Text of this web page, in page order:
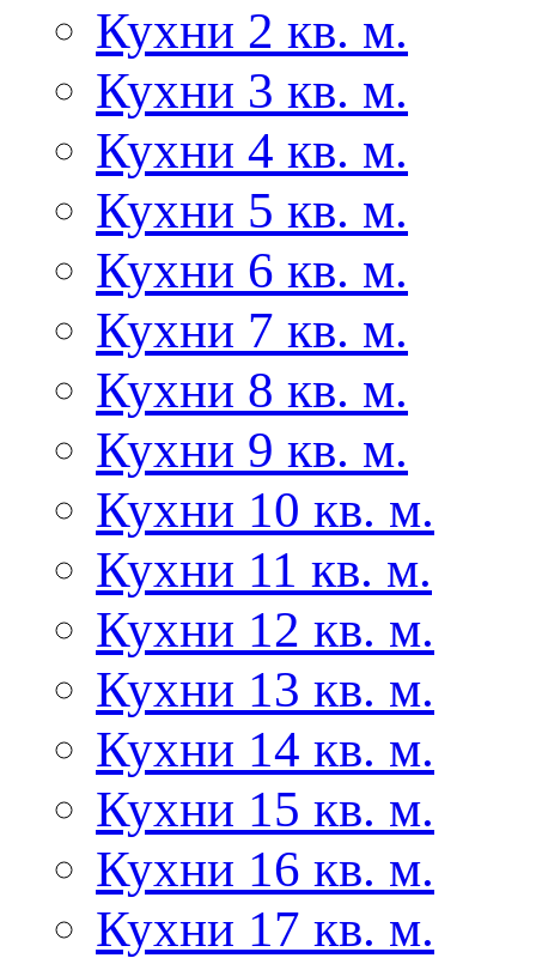
Кухни 2 кв. м.
Кухни 3 кв. м.
Кухни 4 кв. м.
Кухни 5 кв. м.
Кухни 6 кв. м.
Кухни 7 кв. м.
Кухни 8 кв. м.
Кухни 9 кв. м.
Кухни 10 кв. м.
Кухни 11 кв. м.
Кухни 12 кв. м.
Кухни 13 кв. м.
Кухни 14 кв. м.
Кухни 15 кв. м.
Кухни 16 кв. м.
Кухни 17 кв. м.